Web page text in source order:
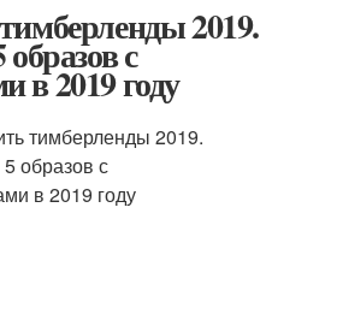
2019.
с
в 2019 году